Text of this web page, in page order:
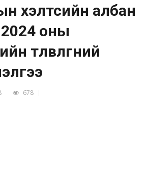
хэлтсийн албан
оны
төлөвлөгөөний
678